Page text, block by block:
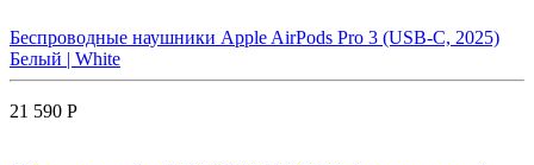
Беспроводные наушники Apple AirPods Pro 3 (USB-C, 2025)
Белый | White
21 590 Р